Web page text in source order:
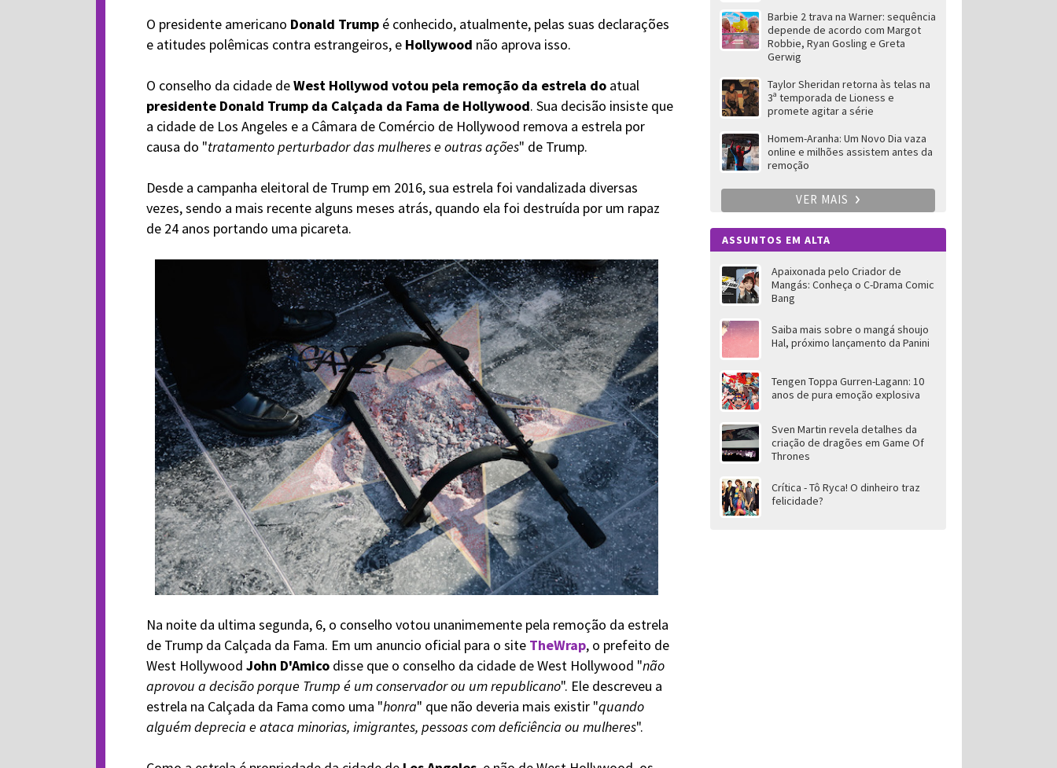
O presidente americano Donald Trumpé conhecido, atualmente, pelas suas declarações
e atitudes polêmicas contra estrangeiros, e Hollywood não aprova isso.
O conselho da cidade deWest Hollywod votou pela remoção da estrela doatual
presidente Donald Trump da Calçada da Fama de Hollywood. Sua decisão insiste que
a cidade de Los Angeles e a Câmara de Comércio de Hollywood remova a estrela por
causa do "tratamento perturbador das mulheres e outras ações" de Trump.
Desde a campanha eleitoral de Trump em 2016, sua estrela foi vandalizada diversas
vezes, sendo a mais recente alguns meses atrás, quando ela foi destruída por um rapaz
de 24 anos portando uma picareta.
Na noite da ultima segunda, 6, o conselho votou unanimemente pela remoção da estrela
de Trump da Calçada da Fama. Em um anuncio oficial para o site TheWrap, o prefeito de
West Hollywood John D'Amicodisse que o conselho da cidade de West Hollywood "não
aprovou a decisão porque Trump é um conservador ou um republicano". Ele descreveu a
estrela na Calçada da Fama como uma "honra" que não deveria mais existir "quando
alguém deprecia e ataca minorias, imigrantes, pessoas com deficiência ou mulheres".
Barbie 2 trava na Warner: sequência
depende de acordo com Margot
Robbie, Ryan Gosling e Greta
Gerwig
Taylor Sheridan retorna às telas na
3ª temporada de Lioness e
promete agitar a série
Homem-Aranha: Um Novo Dia vaza
online e milhões assistem antes da
remoção
VER MAIS
ASSUNTOS EM ALTA
Apaixonada pelo Criador de
Mangás: Conheça o C-Drama Comic
Bang
Saiba mais sobre o mangá shoujo
Hal, próximo lançamento da Panini
Tengen Toppa Gurren-Lagann: 10
anos de pura emoção explosiva
Sven Martin revela detalhes da
criação de dragões em Game Of
Thrones
Crítica - Tô Ryca! O dinheiro traz
felicidade?